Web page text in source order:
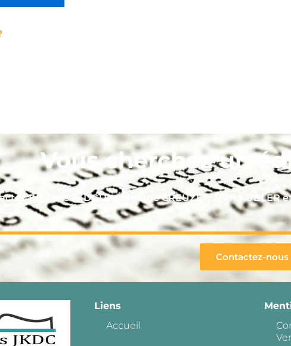
Vous cherchez un
Éditions JKDC ! Dominique CREUZET, Jean
Contactez-nous
Liens
Accueil